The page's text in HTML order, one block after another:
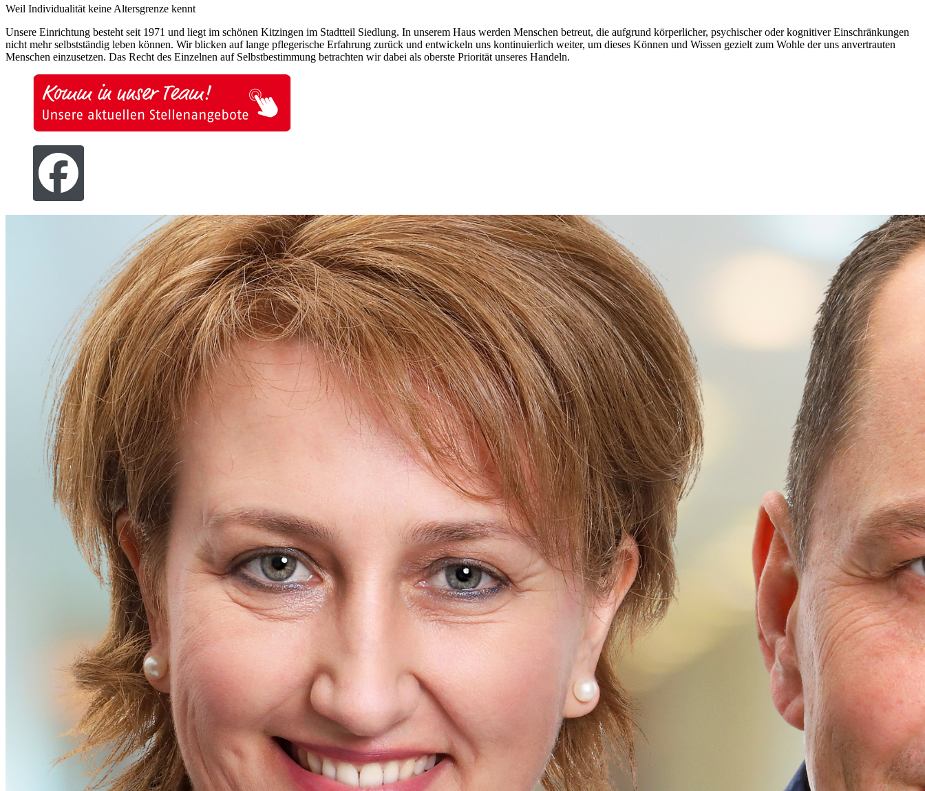
Weil Individualität keine Altersgrenze kennt
Unsere Einrichtung besteht seit 1971 und liegt im schönen Kitzingen im Stadtteil Siedlung. In unserem Haus werden Menschen betreut, die aufgrund körperlicher, psychischer oder kognitiver Einschränkungen
nicht mehr selbstständig leben können. Wir blicken auf lange pflegerische Erfahrung zurück und entwickeln uns kontinuierlich weiter, um dieses Können und Wissen gezielt zum Wohle der uns anvertrauten
Menschen einzusetzen. Das Recht des Einzelnen auf Selbstbestimmung betrachten wir dabei als oberste Priorität unseres Handeln.